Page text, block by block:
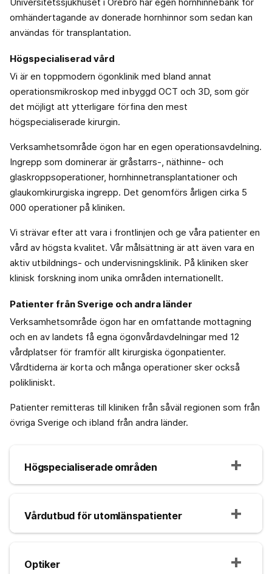
omhändertagande av donerade hornhinnor som sedan kan
användas för transplantation.
Högspecialiserad vård
Vi är en toppmodern ögonklinik med bland annat
operationsmikroskop med inbyggd OCT och 3D, som gör
det möjligt att ytterligare förfina den mest
högspecialiserade kirurgin.
Verksamhetsområde ögon har en egen operationsavdelning.
Ingrepp som dominerar är gråstarrs-, näthinne- och
glaskroppsoperationer, hornhinnetransplantationer och
glaukomkirurgiska ingrepp. Det genomförs årligen cirka 5
000 operationer på kliniken.
Vi strävar efter att vara i frontlinjen och ge våra patienter en
vård av högsta kvalitet. Vår målsättning är att även vara en
aktiv utbildnings- och undervisningsklinik. På kliniken sker
klinisk forskning inom unika områden internationellt.
Patienter från Sverige och andra länder
Verksamhetsområde ögon har en omfattande mottagning
och en av landets få egna ögonvårdavdelningar med 12
vårdplatser för framför allt kirurgiska ögonpatienter.
Vårdtiderna är korta och många operationer sker också
polikliniskt.
Patienter remitteras till kliniken från såväl regionen som från
övriga Sverige och ibland från andra länder.
Högspecialiserade områden
Vårdutbud för utomlänspatienter
Optiker